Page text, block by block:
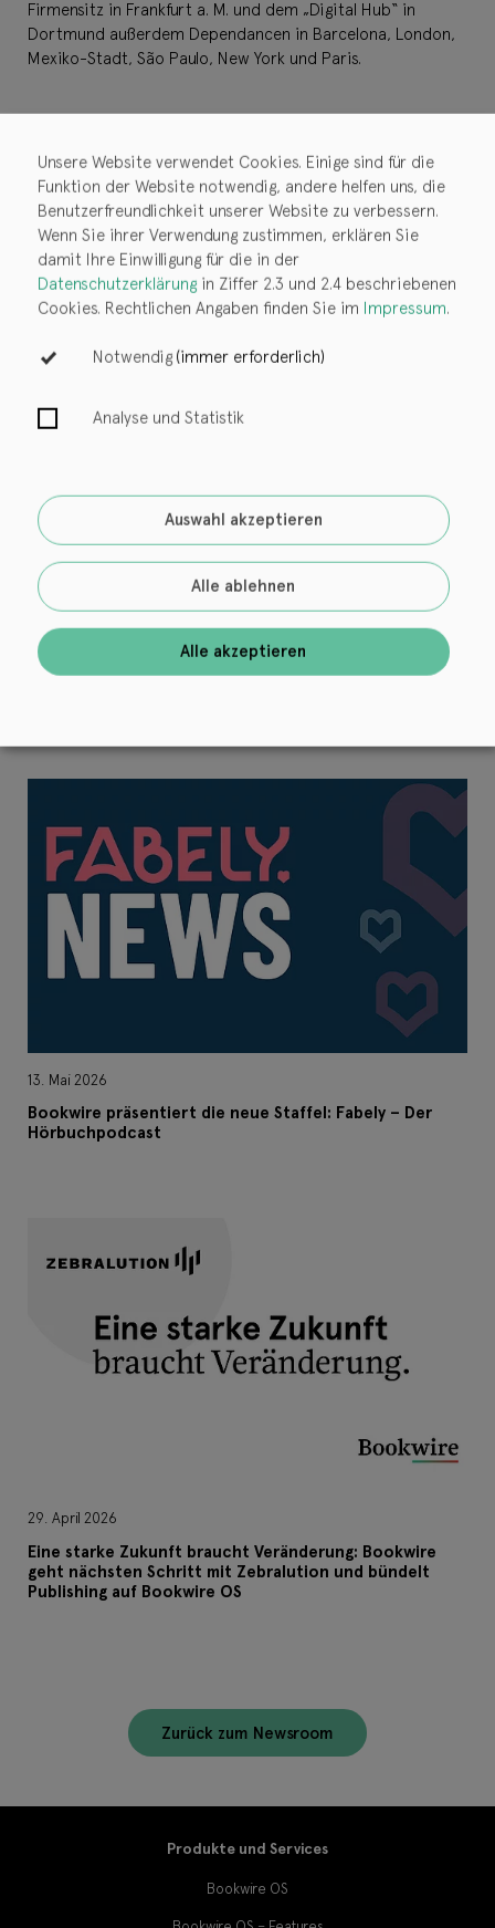
Bookwire OS
Solutions
Login
Firmensitz in Frankfurt a. M. und dem „Digital Hub“ in
Dortmund außerdem Dependancen in Barcelona, London,
Mexiko-Stadt, São Paulo, New York und Paris.
Newsroom
Mehr aus dem
Newsroom
21. Juli 2026
13. Mai 2026
Bookwire präsentiert die neue Staffel: Fabely – Der
Hörbuchpodcast
29. April 2026
Eine starke Zukunft braucht Veränderung: Bookwire
geht nächsten Schritt mit Zebralution und bündelt
Publishing auf Bookwire OS
Zurück zum Newsroom
Produkte und Services
Bookwire OS
Unsere Website verwendet Cookies. Einige sind für die
Funktion der Website notwendig, andere helfen uns, die
Benutzerfreundlichkeit unserer Website zu verbessern.
Wenn Sie ihrer Verwendung zustimmen, erklären Sie
damit Ihre Einwilligung für die in der
Datenschutzerklärungin Ziffer 2.3 und 2.4 beschriebenen
Cookies. Rechtlichen Angaben finden Sie im Impressum.
Notwendig (immer erforderlich)
Analyse und Statistik
Alle ablehnen
Auswahl akzeptieren
Alle akzeptieren